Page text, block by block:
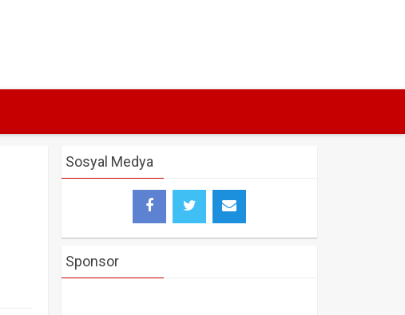
Sosyal Medya
Sponsor